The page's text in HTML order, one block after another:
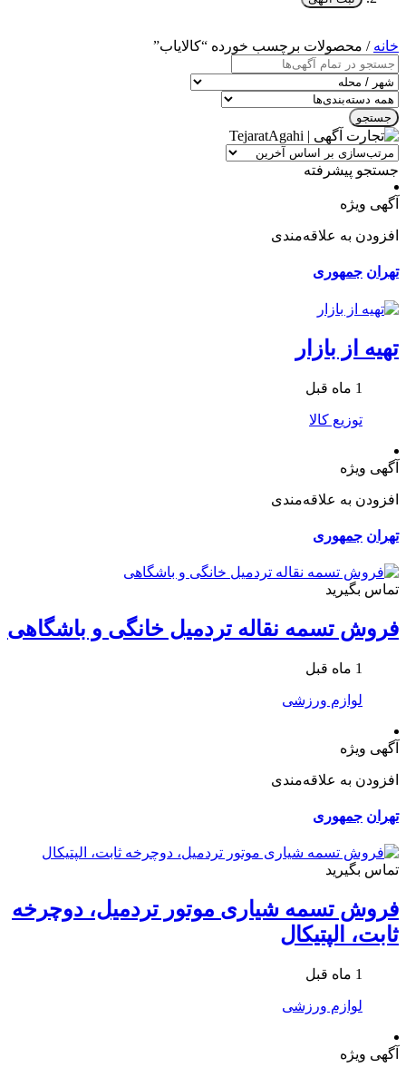
خانه / محصولات برچسب خورده “کالایاب”
جستجو
جستجو پیشرفته
آگهی ویژه
افزودن به علاقه‌مندی
تهران جمهوری
تهیه از بازار
1 ماه قبل
توزیع کالا
آگهی ویژه
افزودن به علاقه‌مندی
تهران جمهوری
تماس بگیرید
فروش تسمه نقاله تردمیل خانگی و باشگاهی
1 ماه قبل
لوازم ورزشی
آگهی ویژه
افزودن به علاقه‌مندی
تهران جمهوری
تماس بگیرید
فروش تسمه شیاری موتور تردمیل، دوچرخه
ثابت، الپتیکال
1 ماه قبل
لوازم ورزشی
آگهی ویژه